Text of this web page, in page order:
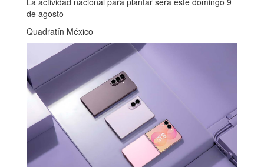
de agosto
Quadratín México